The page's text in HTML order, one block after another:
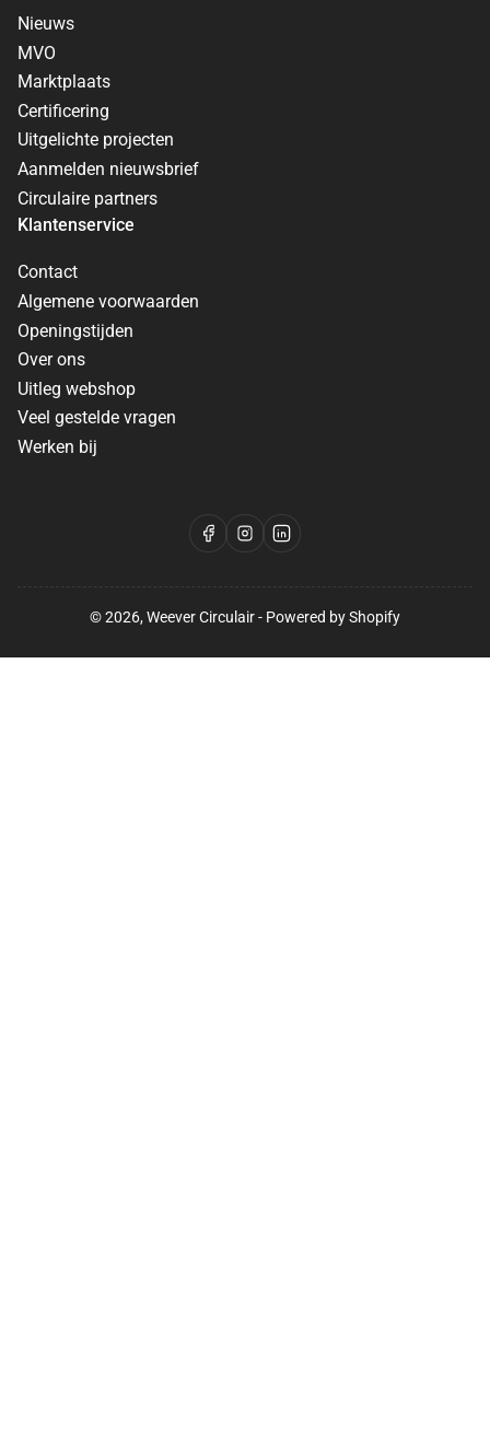
Nieuws
MVO
Marktplaats
Certificering
Uitgelichte projecten
Aanmelden nieuwsbrief
Circulaire partners
Klantenservice
Contact
Algemene voorwaarden
Openingstijden
Over ons
Uitleg webshop
Veel gestelde vragen
Werken bij
Facebook
Instagram
LinkedIn
© 2026,Weever Circulair- Powered by Shopify